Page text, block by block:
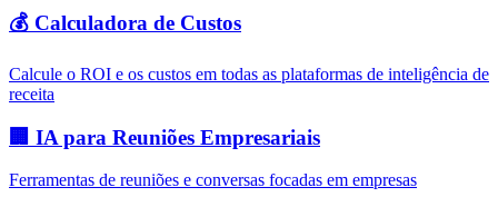
💰 Calculadora de Custos
Calcule o ROI e os custos em todas as plataformas de inteligência de
receita
🏢 IA para Reuniões Empresariais
Ferramentas de reuniões e conversas focadas em empresas